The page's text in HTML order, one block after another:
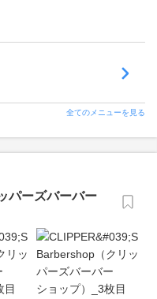
全てのメニューを見る
パーズバーバー